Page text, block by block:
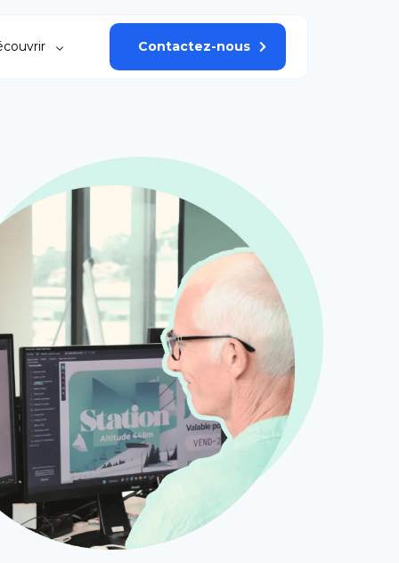
Contactez-nous